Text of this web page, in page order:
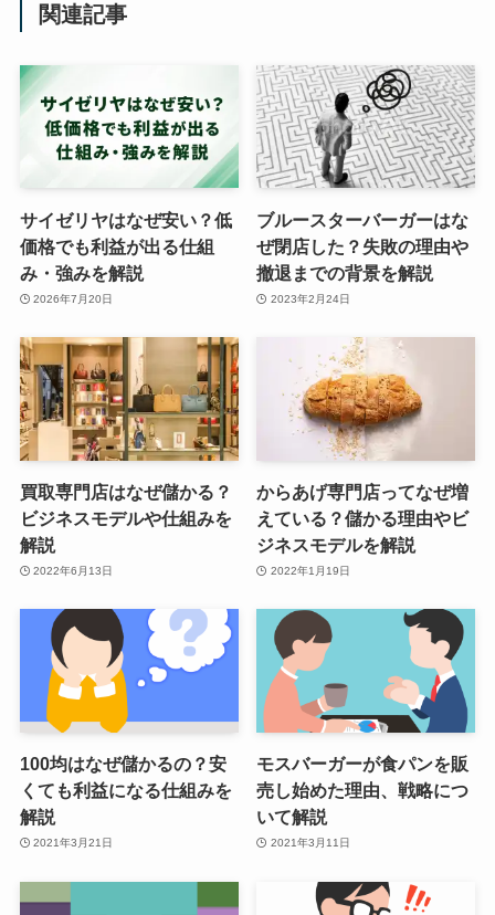
関連記事
サイゼリヤはなぜ安い？低
価格でも利益が出る仕組
み・強みを解説
2026年7月20日
ブルースターバーガーはな
ぜ閉店した？失敗の理由や
撤退までの背景を解説
2023年2月24日
買取専門店はなぜ儲かる？
ビジネスモデルや仕組みを
解説
2022年6月13日
からあげ専門店ってなぜ増
えている？儲かる理由やビ
ジネスモデルを解説
2022年1月19日
100均はなぜ儲かるの？安
くても利益になる仕組みを
解説
2021年3月21日
モスバーガーが食パンを販
売し始めた理由、戦略につ
いて解説
2021年3月11日